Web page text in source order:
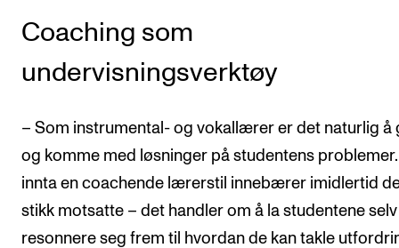
Coaching som
undervisningsverktøy
– Som instrumental- og vokallærer er det naturlig å
og komme med løsninger på studentens problemer.
innta en coachende lærerstil innebærer imidlertid
stikk motsatte – det handler om å la studentene selv
resonnere seg frem til hvordan de kan takle